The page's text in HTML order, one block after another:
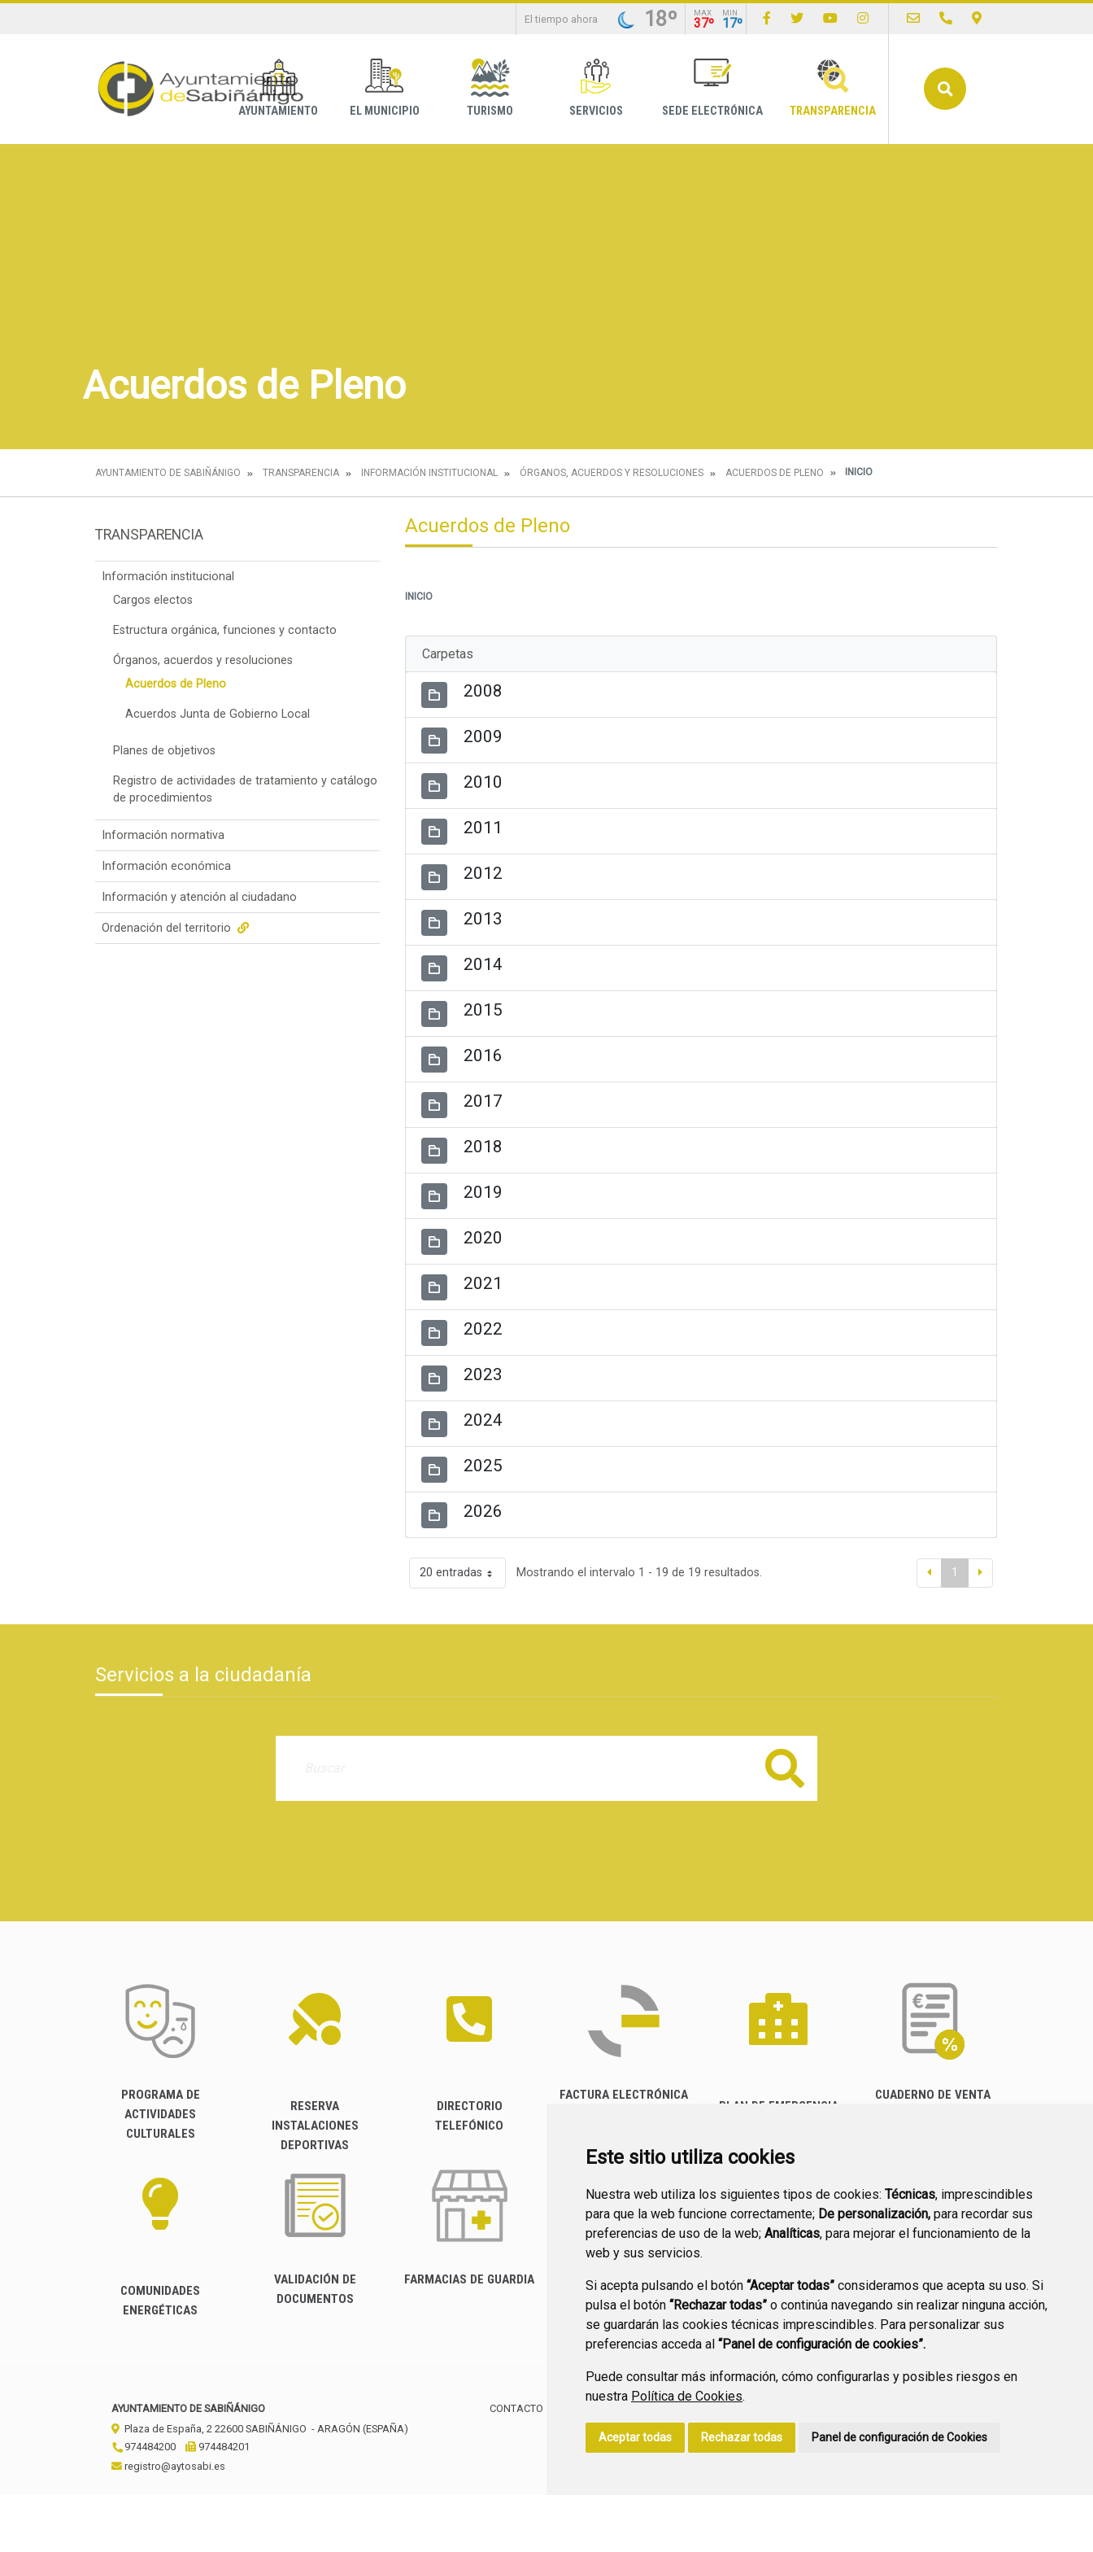
Este sitio utiliza cookies
Nuestra web utiliza los siguientes tipos de cookies: Técnicas, imprescindibles
para que la web funcione correctamente; De personalización, para recordar sus
preferencias de uso de la web; Analíticas, para mejorar el funcionamiento de la
web y sus servicios.
Si acepta pulsando el botón “Aceptar todas” consideramos que acepta su uso. Si
pulsa el botón “Rechazar todas” o continúa navegando sin realizar ninguna acción,
se guardarán las cookies técnicas imprescindibles. Para personalizar sus
preferencias acceda al “Panel de configuración de cookies”.
Puede consultar más información, cómo configurarlas y posibles riesgos en
nuestra Política de Cookies.
Aceptar todas Rechazar todas Panel de configuración de Cookies
El tiempo ahora 18º MAX
37º
MIN
17º
AYUNTAMIENTO EL MUNICIPIO TURISMO SERVICIOS SEDE ELECTRÓNICA TRANSPARENCIA
Acuerdos de Pleno
AYUNTAMIENTO DE SABIÑÁNIGO TRANSPARENCIA INFORMACIÓN INSTITUCIONAL ÓRGANOS, ACUERDOS Y RESOLUCIONES ACUERDOS DE PLENO INICIO
TRANSPARENCIA
Información institucional
Cargos electos
Estructura orgánica, funciones y contacto
Órganos, acuerdos y resoluciones
Acuerdos de Pleno
Acuerdos Junta de Gobierno Local
Planes de objetivos
Registro de actividades de tratamiento y catálogo
de procedimientos
Información normativa
Información económica
Información y atención al ciudadano
Ordenación del territorio
Acuerdos de Pleno
INICIO
Carpetas
2008
2009
2010
2011
2012
2013
2014
2015
2016
2017
2018
2019
2020
2021
2022
2023
2024
2025
2026
20 entradas Mostrando el intervalo 1 - 19 de 19 resultados. 1
Servicios a la ciudadanía
Buscar
PROGRAMA DE
ACTIVIDADES
CULTURALES
RESERVA
INSTALACIONES
DEPORTIVAS
DIRECTORIO
TELEFÓNICO
FACTURA ELECTRÓNICA
PLAN DE EMERGENCIA
CUADERNO DE VENTA
COMUNIDADES
ENERGÉTICAS
VALIDACIÓN DE
DOCUMENTOS
FARMACIAS DE GUARDIA
CANAL YOUTUBE
PREGUNTAS
FRECUENTES
PLAN DE ACCIÓN LOCAL
2030
AYUNTAMIENTO DE SABIÑÁNIGO
Plaza de España, 2 22600 SABIÑÁNIGO - ARAGÓN (ESPAÑA)
974484200
974484201
registro@aytosabi.es
CONTACTO